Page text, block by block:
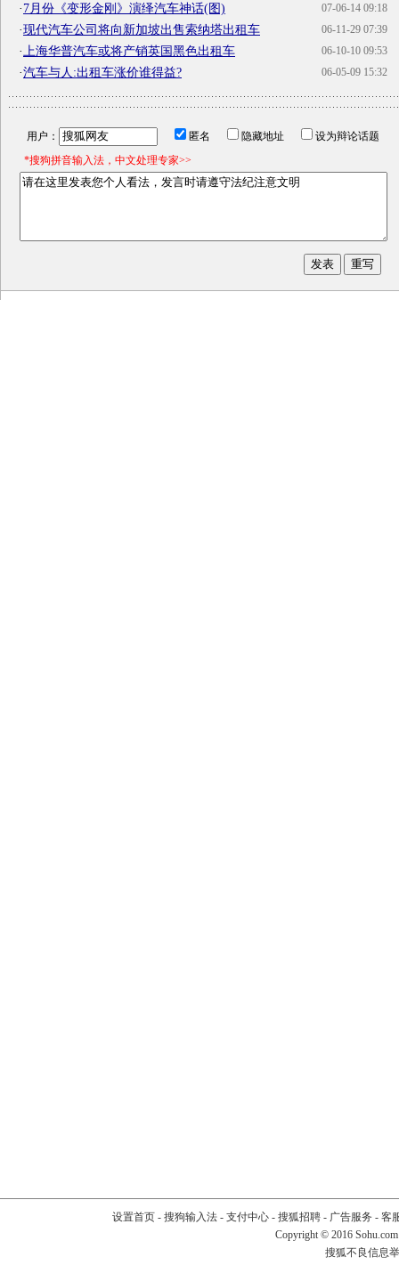
07-06-14 09:18
·7月份《变形金刚》演绎汽车神话(图)
06-11-29 07:39
·现代汽车公司将向新加坡出售索纳塔出租车
06-10-10 09:53
· 上海华普汽车或将产销英国黑色出租车
06-05-09 15:32
·汽车与人:出租车涨价谁得益?
用户： 匿名 隐藏地址
设为辩论话题
*搜狗拼音输入法，中文处理专家>>
设置首页- 搜狗输入法- 支付中心- 搜狐招聘- 广告服务 - 客
Copyright © 2016
搜狐不良信息